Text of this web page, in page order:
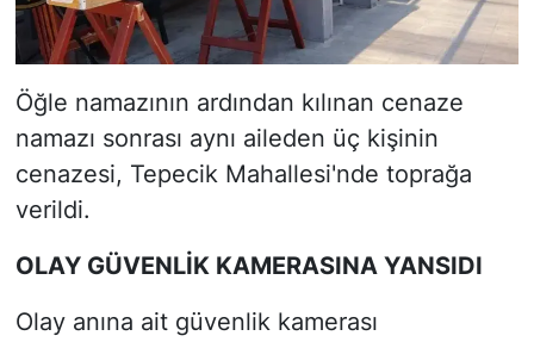
Öğle namazının ardından kılınan cenaze
namazı sonrası aynı aileden üç kişinin
cenazesi, Tepecik Mahallesi'nde toprağa
verildi.
OLAY GÜVENLİK KAMERASINA YANSIDI
Olay anına ait güvenlik kamerası